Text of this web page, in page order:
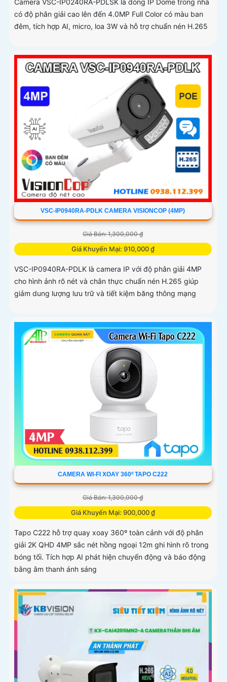
có độ phân giải cao lên đến 4.0MP Full Color có màu ban
đêm, tích hợp AI, micro, loa 3W và hỗ trợ chuẩn nén H.265
VSC-IP0940RA-PDLK CAMERA VISIONCOP (4MP)
Giá Bán: 1,300,000 ₫
Giá Khuyến Mại: 910,000 ₫
VSC-IP0940RA-PDLK là camera IP với độ phân giải 4MP
cho hình ảnh rõ nét và chân thực chuẩn nén H.265 giúp
giảm dung lượng lưu trữ và tiết kiệm băng thông mạng
CAMERA WI-FI XOAY 360º TAPO C222
Giá Bán: 1,300,000 ₫
Giá Khuyến Mại: 900,000 ₫
Tapo C222 hỗ trợ quay xoay 360º toàn cảnh với độ phân
giải 2K QHD 4MP sắc nét hồng ngoại 12m ghi hình rõ trong
bóng tối. Tích hợp AI phát hiện chuyển động và báo động
bằng âm thanh ánh sáng